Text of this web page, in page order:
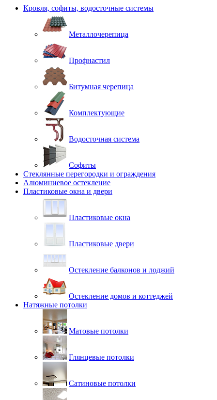
Кровля, софиты, водосточные системы
Металлочерепица
Профнастил
Битумная черепица
Комплектующие
Водосточная система
Софиты
Стеклянные перегородки и ограждения
Алюминиевое остекление
Пластиковые окна и двери
Пластиковые окна
Пластиковые двери
Остекление балконов и лоджий
Остекление домов и коттеджей
Натяжные потолки
Матовые потолки
Глянцевые потолки
Сатиновые потолки